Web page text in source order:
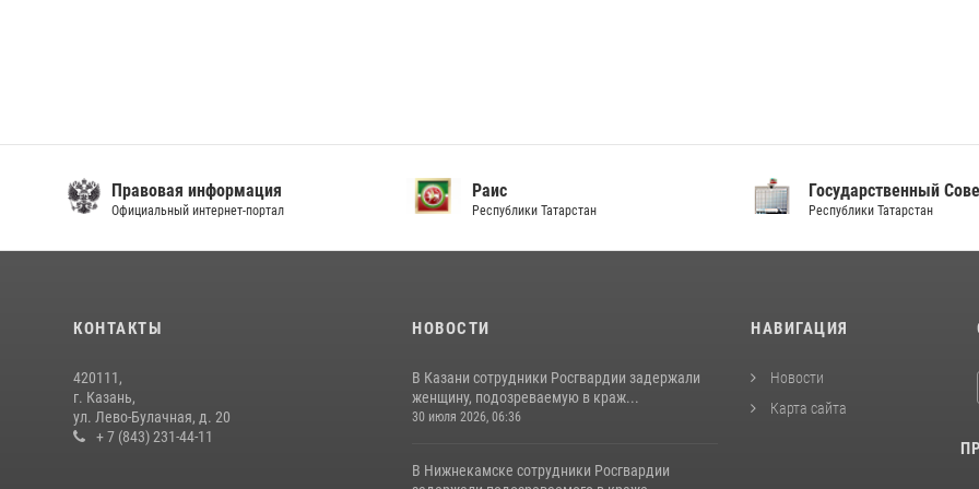
Правовая информация
Официальный интернет-портал
Раис
Республики Татарстан
Государственный
Республики Татарстан
КОНТАКТЫ
420111,
г. Казань,
ул. Лево-Булачная, д. 20
+ 7 (843) 231-44-11
НОВОСТИ
В Казани сотрудники Росгвардии задержали
женщину, подозреваемую в краж...
30 июля 2026, 06:36
В Нижнекамске сотрудники Росгвардии
НАВИГАЦИЯ
Новости
Карта сайта